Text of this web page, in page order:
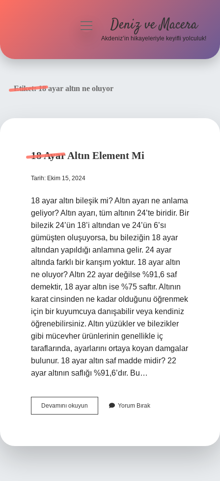
menüyü Deniz ve Macera
Akdeniz’in hikayeleriyle keyifli yolculuk!
Etiket:18 ayar altın ne oluyor
18 Ayar Altın Element Mi
Tarih: Ekim 15, 2024
18 ayar altın bileşik mi? Altın ayarı ne anlama
geliyor? Altın ayarı, tüm altının 24’te biridir. Bir
bilezik 24’ün 18’i altından ve 24’ün 6’sı
gümüşten oluşuyorsa, bu bileziğin 18 ayar
altından yapıldığı anlamına gelir. 24 ayar
altında farklı bir karışım yoktur. 18 ayar altın
ne oluyor? Altın 22 ayar değilse %91,6 saf
demektir, 18 ayar altın ise %75 saftır. Altının
karat cinsinden ne kadar olduğunu öğrenmek
için bir kuyumcuya danışabilir veya kendiniz
öğrenebilirsiniz. Altın yüzükler ve bilezikler
gibi mücevher ürünlerinin genellikle iç
taraflarında, ayarlarını ortaya koyan damgalar
bulunur. 18 ayar altın saf madde midir? 22
ayar altının saflığı %91,6’dır. Bu…
Devamını okuyun
Ayar
Yorum Bırak